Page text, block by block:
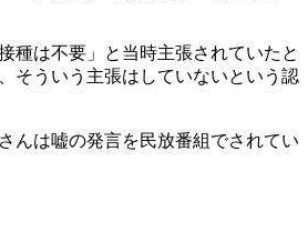
種は不要」と当時主張されていたと
そういう主張はしていないという認
んは嘘の発言を民放番組でされてい